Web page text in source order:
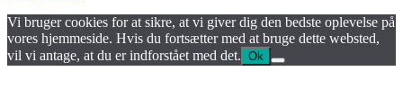
Vi bruger cookies for at sikre, at vi giver dig den bedste oplevelse på
vores hjemmeside. Hvis du fortsætter med at bruge dette websted,
vil vi antage, at du er indforstået med det. Ok